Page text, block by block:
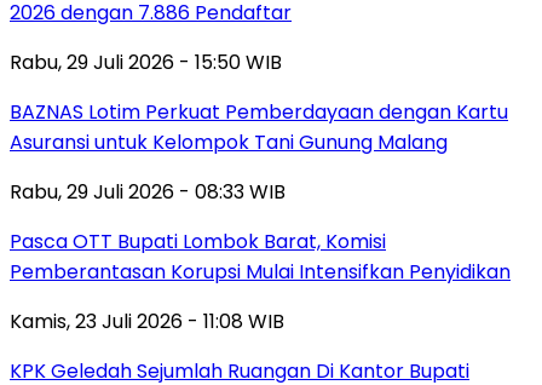
2026 dengan 7.886 Pendaftar
Rabu, 29 Juli 2026 - 15:50 WIB
BAZNAS Lotim Perkuat Pemberdayaan dengan Kartu
Asuransi untuk Kelompok Tani Gunung Malang
Rabu, 29 Juli 2026 - 08:33 WIB
Pasca OTT Bupati Lombok Barat, Komisi
Pemberantasan Korupsi Mulai Intensifkan Penyidikan
Kamis, 23 Juli 2026 - 11:08 WIB
KPK Geledah Sejumlah Ruangan Di Kantor Bupati